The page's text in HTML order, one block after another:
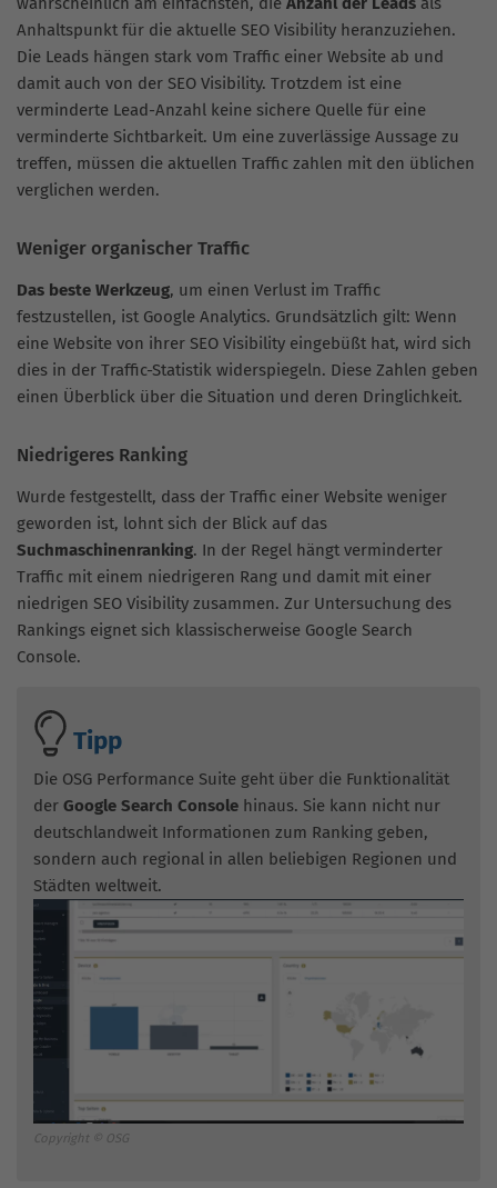
Anhaltspunkt für die aktuelle SEO Visibility heranzuziehen.
Die Leads hängen stark vom Traffic einer Website ab und
damit auch von der SEO Visibility. Trotzdem ist eine
verminderte Lead-Anzahl keine sichere Quelle für eine
verminderte Sichtbarkeit. Um eine zuverlässige Aussage zu
treffen, müssen die aktuellen Traffic zahlen mit den üblichen
verglichen werden.
Weniger organischer Traffic
Das beste Werkzeug, um einen Verlust im Traffic
festzustellen, ist Google Analytics. Grundsätzlich gilt: Wenn
eine Website von ihrer SEO Visibility eingebüßt hat, wird sich
dies in der Traffic-Statistik widerspiegeln. Diese Zahlen geben
einen Überblick über die Situation und deren Dringlichkeit.
Niedrigeres Ranking
Wurde festgestellt, dass der Traffic einer Website weniger
geworden ist, lohnt sich der Blick auf das
Suchmaschinenranking. In der Regel hängt verminderter
Traffic mit einem niedrigeren Rang und damit mit einer
niedrigen SEO Visibility zusammen. Zur Untersuchung des
Rankings eignet sich klassischerweise Google Search
Console.
Tipp
Die OSG Performance Suite geht über die Funktionalität
der Google Search Console hinaus. Sie kann nicht nur
deutschlandweit Informationen zum Ranking geben,
sondern auch regional in allen beliebigen Regionen und
Städten weltweit.
Copyright © OSG